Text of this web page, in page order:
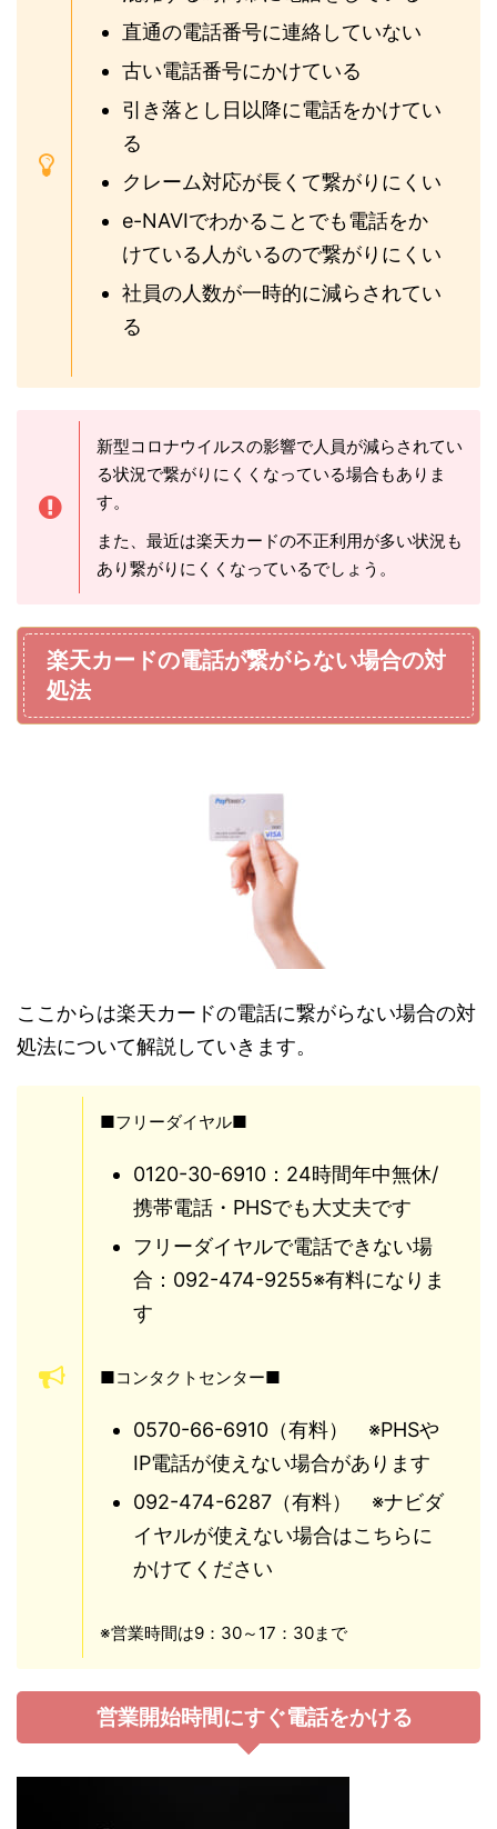
直通の電話番号に連絡していない
古い電話番号にかけている
引き落とし日以降に電話をかけてい
る
クレーム対応が長くて繋がりにくい
e-NAVIでわかることでも電話をか
けている人がいるので繋がりにくい
社員の人数が一時的に減らされてい
る
新型コロナウイルスの影響で人員が減らされてい
る状況で繋がりにくくなっている場合もありま
す。
また、最近は楽天カードの不正利用が多い状況も
あり繋がりにくくなっているでしょう。
楽天カードの電話が繋がらない場合の対
処法
ここからは楽天カードの電話に繋がらない場合の対
処法について解説していきます。
■フリーダイヤル■
0120-30-6910：24時間年中無休/
携帯電話・PHSでも大丈夫です
フリーダイヤルで電話できない場
合：092-474-9255※有料になりま
す
■コンタクトセンター■
0570-66-6910（有料） ※PHSや
IP電話が使えない場合があります
092-474-6287（有料） ※ナビダ
イヤルが使えない場合はこちらに
かけてください
※営業時間は9：30～17：30まで
営業開始時間にすぐ電話をかける